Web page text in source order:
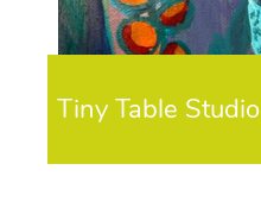
Tiny Table Studio